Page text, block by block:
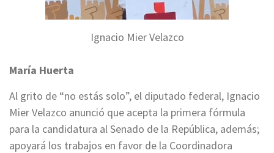
Ignacio Mier Velazco
María Huerta
Al grito de “no estás solo”, el diputado federal, Ignacio
Mier Velazco anunció que acepta la primera fórmula
para la candidatura al Senado de la República, además;
apoyará los trabajos en favor de la Coordinadora